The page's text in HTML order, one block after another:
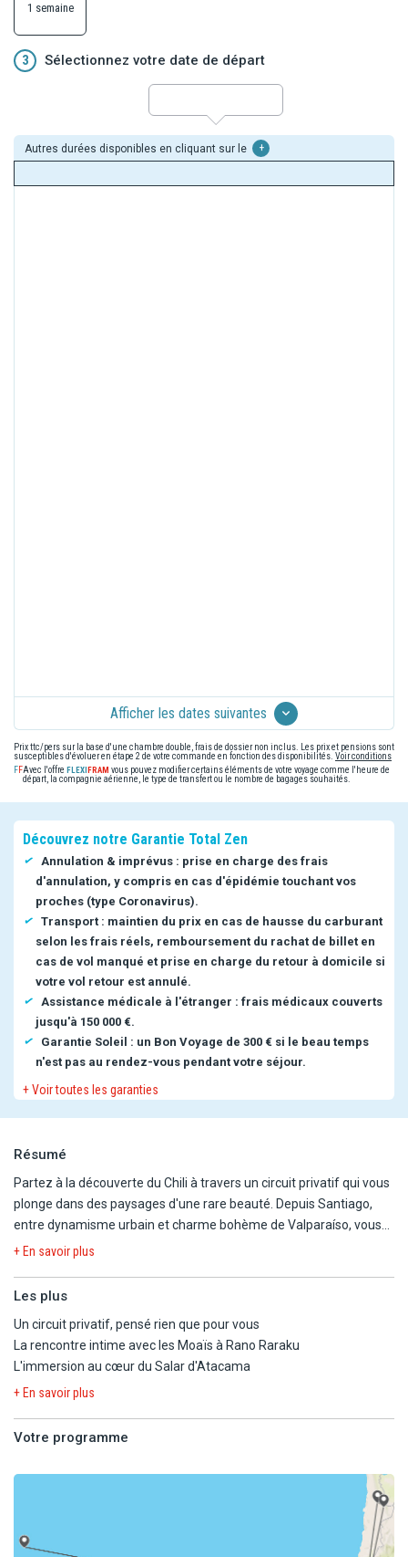
1 semaine
3 Sélectionnez votre date de départ
Autres durées disponibles en cliquant sur le +
Afficher les dates suivantes
Prix ttc/pers sur la base d'une chambre double, frais de dossier non inclus. Les prix et pensions sont
susceptibles d'évoluer en étape 2 de votre commande en fonction des disponibilités. Voir conditions
Avec l'offre
vous pouvez modifier certains éléments de votre voyage comme l'heure de
départ, la compagnie aérienne, le type de transfert ou le nombre de bagages souhaités.
Découvrez notre Garantie Total Zen
Annulation & imprévus : prise en charge des frais
d'annulation, y compris en cas d'épidémie touchant vos
proches (type Coronavirus).
Transport : maintien du prix en cas de hausse du carburant
selon les frais réels, remboursement du rachat de billet en
cas de vol manqué et prise en charge du retour à domicile si
votre vol retour est annulé.
Assistance médicale à l'étranger : frais médicaux couverts
jusqu'à 150 000 €.
Garantie Soleil : un Bon Voyage de 300 € si le beau temps
n'est pas au rendez-vous pendant votre séjour.
+ Voir toutes les garanties
Résumé
Partez à la découverte du Chili à travers un circuit privatif qui vous
plonge dans des paysages d'une rare beauté. Depuis Santiago,
entre dynamisme urbain et charme bohème de Valparaíso, vous
prenez la route vers le désert d'Atacama, avec ses vallées lunaires
veillent sur des plages de sable blanc et des volcans majestueux.
détente sur les plages isolées, ce voyage intime vous offre une
immersion totale dans l'histoire et la culture du Pacifique. Un
périple inoubliable, entre nature grandiose et héritage ancestral.
+ En savoir plus
Les plus
Un circuit privatif, pensé rien que pour vous
La rencontre intime avec les Moaïs à Rano Raraku
L'immersion au cœur du Salar d'Atacama
+ En savoir plus
Votre programme